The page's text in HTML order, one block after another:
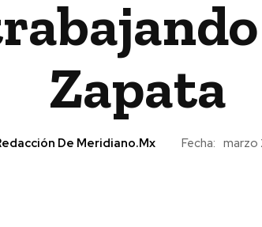
Zapata
De Meridiano.mx Fecha: marzo